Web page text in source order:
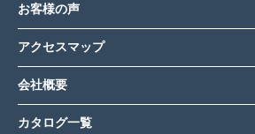
お客様の声
アクセスマップ
会社概要
カタログ一覧